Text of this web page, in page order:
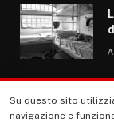
MENU
Su questo sito
navigazione e